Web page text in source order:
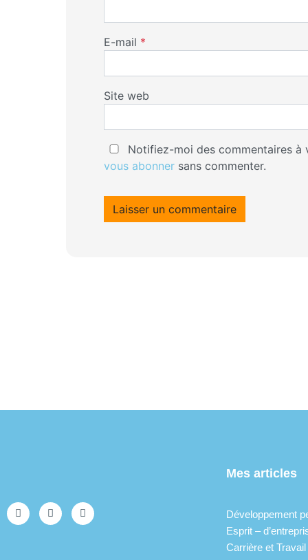
E-mail *
Site web
Notifiez-moi des commentaires à
vous abonner sans commenter.
Mes articles
Développement
Esprit –
Carrière et Travail